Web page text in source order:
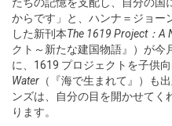
からです」と、ハンナ＝ジョー
した新刊本The 1619 Project：A
クト～新たな建国物語』）が今
に、1619 プロジェクトを子供
Water （『海で生まれて』）も
ンズは、自分の目を開かせて
ります。